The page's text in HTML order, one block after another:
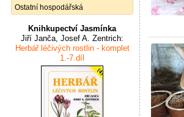
Ostatní hospodářská
Knihkupectví Jasmínka
Jiří Janča, Josef A. Zentrich:
Herbář léčivých rostlin - komplet
1.-7.díl